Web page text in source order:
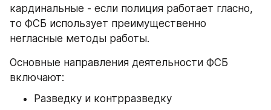
кардинальные - если полиция работает гласно,
то ФСБ использует преимущественно
негласные методы работы.
Основные направления деятельности ФСБ
включают:
Разведку и контрразведку